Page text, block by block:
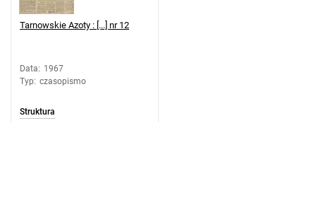
Feliksa Dzierżyńskiego. 1967, nr 50
Tarnowskie Azoty : Organ Samorządu
Feliksa Dzierżyńskiego. 1967, nr 51
Tarnowskie Azoty : Organ Samorządu
Tarnowskie Azoty : [...] nr 12
Data: 1967
Typ: czasopismo
Struktura